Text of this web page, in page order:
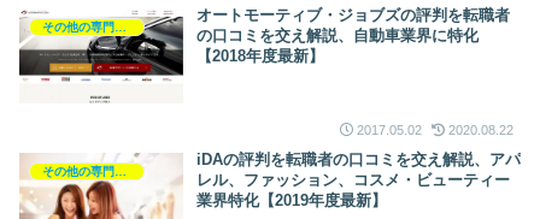
その他の専門職の転職
オートモーティブ・ジョブズの評判を転職者
の口コミを交え解説、自動車業界に特化
【2018年度最新】
2017.05.02 2020.08.22
iDAの評判を転職者の口コミを交え解説、アパ
レル、ファッション、コスメ・ビューティー
業界特化【2019年度最新】